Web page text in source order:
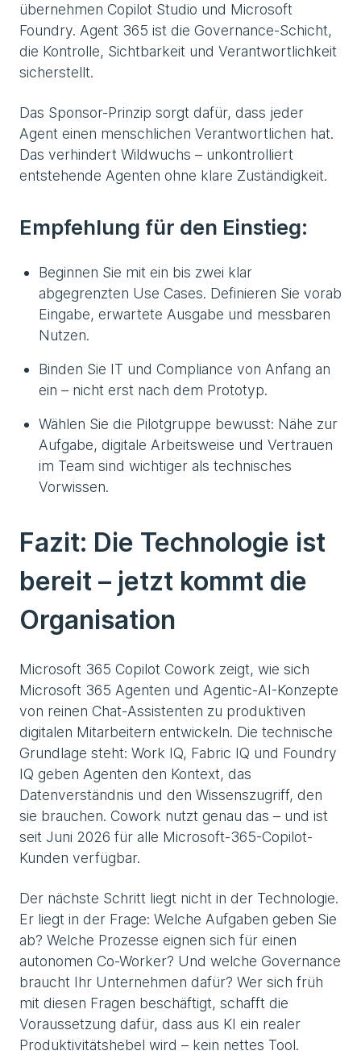
übernehmen Copilot Studio und Microsoft
Foundry. Agent 365 ist die Governance-Schicht,
die Kontrolle, Sichtbarkeit und Verantwortlichkeit
sicherstellt.
Das Sponsor-Prinzip sorgt dafür, dass jeder
Agent einen menschlichen Verantwortlichen hat.
Das verhindert Wildwuchs – unkontrolliert
entstehende Agenten ohne klare Zuständigkeit.
Empfehlung für den Einstieg:
Beginnen Sie mit ein bis zwei klar
abgegrenzten Use Cases. Definieren Sie vorab
Eingabe, erwartete Ausgabe und messbaren
Nutzen.
Binden Sie IT und Compliance von Anfang an
ein – nicht erst nach dem Prototyp.
Wählen Sie die Pilotgruppe bewusst: Nähe zur
Aufgabe, digitale Arbeitsweise und Vertrauen
im Team sind wichtiger als technisches
Vorwissen.
Fazit: Die Technologie ist
bereit – jetzt kommt die
Organisation
Microsoft 365 Copilot Cowork zeigt, wie sich
Microsoft 365 Agenten und Agentic-AI-Konzepte
von reinen Chat-Assistenten zu produktiven
digitalen Mitarbeitern entwickeln. Die technische
Grundlage steht: Work IQ, Fabric IQ und Foundry
IQ geben Agenten den Kontext, das
Datenverständnis und den Wissenszugriff, den
sie brauchen. Cowork nutzt genau das – und ist
seit Juni 2026 für alle Microsoft-365-Copilot-
Kunden verfügbar.
Der nächste Schritt liegt nicht in der Technologie.
Er liegt in der Frage: Welche Aufgaben geben Sie
ab? Welche Prozesse eignen sich für einen
autonomen Co-Worker? Und welche Governance
braucht Ihr Unternehmen dafür? Wer sich früh
mit diesen Fragen beschäftigt, schafft die
Voraussetzung dafür, dass aus KI ein realer
Produktivitätshebel wird – kein nettes Tool.